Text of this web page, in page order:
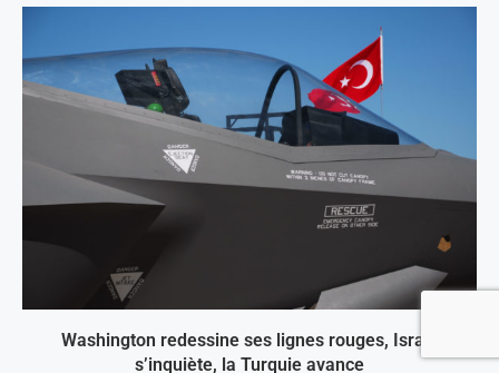
Washington redessine ses lignes rouges, Israël
s’inquiète, la Turquie avance